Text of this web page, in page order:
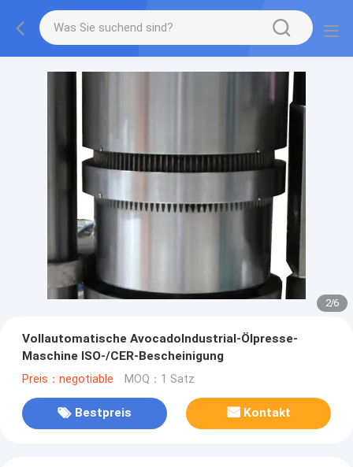
2/6
Vollautomatische AvocadoIndustrial-Ölpresse-
Maschine ISO-/CER-Bescheinigung
Preis：negotiable MOQ：1 Satz
Bestpreis Kontakt